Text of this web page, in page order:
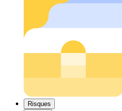
Risques